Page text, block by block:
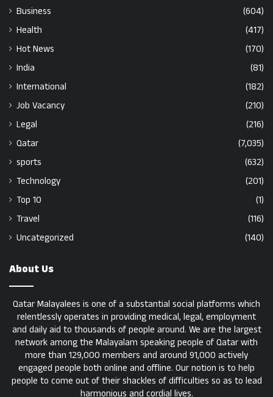
Business
(604)
Health
(417)
Hot News
(170)
India
(81)
International
(182)
Job Vacancy
(210)
Legal
(216)
Qatar
(7,035)
sports
(632)
Technology
(201)
Top 10
(1)
Travel
(116)
Uncategorized
(140)
About Us
Qatar Malayalees is one of a substantial social platforms which
relentlessly operates in providing medical, legal, employment
and daily aid to thousands of people around. We are the largest
network among the Malayalam speaking people of Qatar with
more than 129,000 members and around 91,000 actively
engaged people both online and offline. Our notion is to help
people to come out of their shackles of difficulties so as to lead
harmonious and cordial lives.